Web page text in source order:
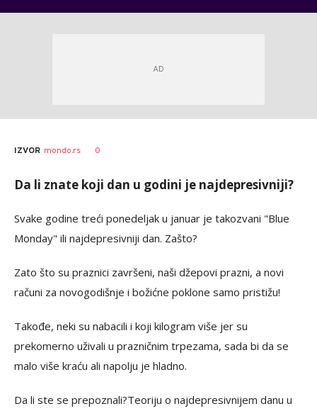
IZVOR mondo.rs 0
Da li znate koji dan u godini je najdepresivniji?
Svake godine treći ponedeljak u januar je takozvani "Blue
Monday" ili najdepresivniji dan. Zašto?
Zato što su praznici završeni, naši džepovi prazni, a novi
računi za novogodišnje i božićne poklone samo pristižu!
Takođe, neki su nabacili i koji kilogram više jer su
prekomerno uživali u prazničnim trpezama, sada bi da se
malo više kraću ali napolju je hladno.
Da li ste se prepoznali?Teoriju o najdepresivnijem danu u